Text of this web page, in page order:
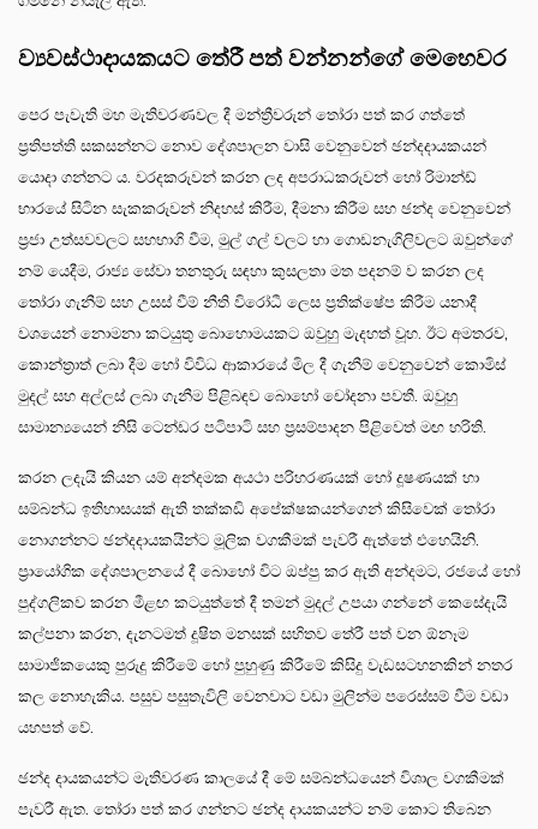
ව්‍යවස්ථාදායකයට තේරී පත් වන්නන්ගේ මෙහෙවර
පෙර පැවැති මහ මැතිවරණවල දී මන්ත්‍රීවරුන් තෝරා පත් කර ගත්තේ
ප්‍රතිපත්ති සකසන්නට නොව දේශපාලන වාසි වෙනුවෙන් ඡන්දදායකයන්
යොදා ගන්නට ය. වරදකරුවන් කරන ලද අපරාධකරුවන් හෝ රිමාන්ඩ්
භාරයේ සිටින සැකකරුවන් නිදහස් කිරීම, දීමනා කිරීම සහ ඡන්ද වෙනුවෙන්
ප්‍රජා උත්සවවලට සහභාගි වීම, මුල් ගල් වලට හා ගොඩනැගිලිවලට ඔවුන්ගේ
නම් යෙදීම, රාජ්‍ය සේවා තනතුරු සඳහා කුසලතා මත පදනම් ව කරන ලද
තෝරා ගැනීම් සහ උසස් වීම් නීති විරෝධී ලෙස ප්‍රතික්ෂේප කිරීම යනාදී
වශයෙන් නොමනා කටයුතු බොහොමයකට ඔවුහු මැදහත් වූහ. ඊට අමතරව,
කොන්ත්‍රාත් ලබා දීම හෝ විවිධ ආකාරයේ මිල දී ගැනීම් වෙනුවෙන් කොමිස්
මුදල් සහ අල්ලස් ලබා ගැනීම පිළිබඳව බොහෝ චෝදනා පවතී. ඔවුහු
සාමාන්‍යයෙන් නිසි ටෙන්ඩර පටිපාටි සහ ප්‍රසම්පාදන පිළිවෙත් මඟ හරිති.
කරන ලදැයි කියන යම් අන්දමක අයථා පරිහරණයක් හෝ දූෂණයක් හා
සම්බන්ධ ඉතිහාසයක් ඇති තක්කඩි අපේක්ෂකයන්ගෙන් කිසිවෙක් තෝරා
නොගන්නට ඡන්දදායකයින්ට මූලික වගකීමක් පැවරී ඇත්තේ එහෙයිනි.
ප්‍රායෝගික දේශපාලනයේ දී බොහෝ විට ඔප්පු කර ඇති අන්දමට, රජයේ හෝ
පුද්ගලිකව කරන මීළඟ කටයුත්තේ දී තමන් මුදල් උපයා ගන්නේ කෙසේදැයි
කල්පනා කරන, දැනටමත් දූෂිත මනසක් සහිතව තේරී පත් වන ඕනෑම
සාමාජිකයෙකු පුරුදු කිරීමේ හෝ පුහුණු කිරීමේ කිසිදු වැඩසටහනකින් නතර
කල නොහැකිය. පසුව පසුතැවිලි වෙනවාට වඩා මුලින්ම පරෙස්සම් වීම වඩා
යහපත් වේ.
ඡන්ද දායකයන්ට මැතිවරණ කාලයේ දී මේ සම්බන්ධයෙන් විශාල වගකීමක්
පැවරී ඇත. තෝරා පත් කර ගන්නට ඡන්ද දායකයන්ට නම් කොට තිබෙන